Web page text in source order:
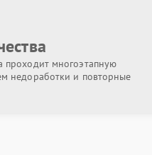
проходит многоэтапную
недоработки и повторные